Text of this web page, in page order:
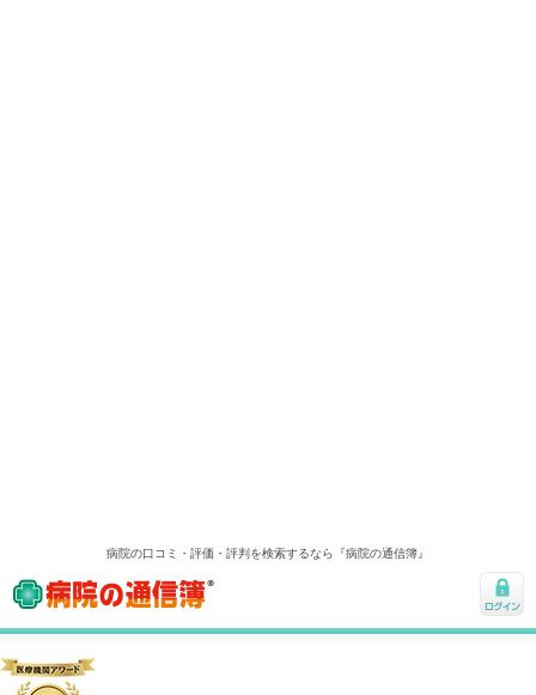
病院の口コミ・評価・評判を検索するなら『病院の通信簿』
病院の通信簿
ログ